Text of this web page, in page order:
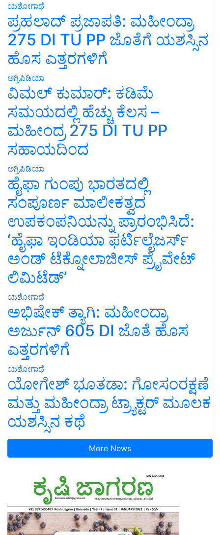
ಯಶೋಗಾಥೆ
ಪ್ರಹಲಾದ್ ಪ್ರಜಾಪತಿ: ಮಹೀಂದ್ರಾ
275 DI TU PP ಜೊತೆಗೆ ಯಶಸ್ಸಿನ
ಹೊಸ ಎತ್ತರಗಳಿಗೆ
ಅಗ್ರಿಪಿಡಿಯಾ
ವಿಮಲ್ ಕುಮಾರ್: ಕಡಿಮೆ
ಸಮಯದಲ್ಲಿ ಹೆಚ್ಚು ಕೆಲಸ –
ಮಹೀಂದ್ರ 275 DI TU PP
ಸಹಾಯದಿಂದ
ಅಗ್ರಿಪಿಡಿಯಾ
ಹೈಫಾ ಗುಂಪು ಭಾರತದಲ್ಲಿ
ಸಂಪೂರ್ಣ ಮಾಲೀಕತ್ವದ
ಉಪಕಂಪನಿಯನ್ನು ಪ್ರಾರಂಭಿಸಿದೆ:
‘ಹೈಫಾ ಇಂಡಿಯಾ ಫರ್ಟಿಲೈಜರ್ಸ್
ಅಂಡ್ ಟೆಕ್ನೋಲಾಜೀಸ್ ಪ್ರೈವೇಟ್
ಲಿಮಿಟೆಡ್’
ಯಶೋಗಾಥೆ
ಅಭಿಷೇಕ್ ತ್ಯಾಗಿ: ಮಹೀಂದ್ರಾ
ಅರ್ಜುನ್ 605 DI ಜೊತೆ ಹೊಸ
ಎತ್ತರಗಳಿಗೆ
ಯಶೋಗಾಥೆ
ಯೋಗೇಶ್ ಭೂತಡಾ: ಗೋಸಂರಕ್ಷಣೆ
ಮತ್ತು ಮಹೀಂದ್ರಾ ಟ್ರ್ಯಾಕ್ಟರ್ ಮೂಲಕ
ಯಶಸ್ಸಿನ ಕಥೆ
More News